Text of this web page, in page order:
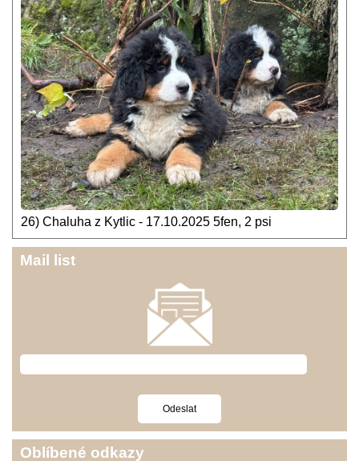
26) Chaluha z Kytlic - 17.10.2025 5fen, 2 psi
Mail list
Oblíbené odkazy